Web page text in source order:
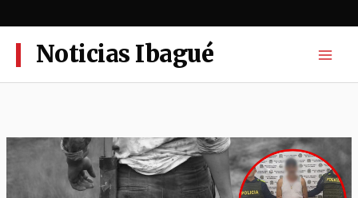
al
contenidoNoticias Ibagué